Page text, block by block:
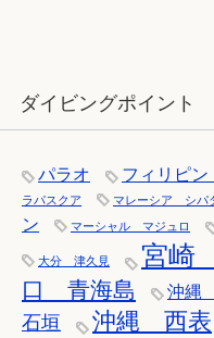
ダイビングポイント
パラオ フィリピ
ラパスクア
マレーシア シパ
ン
マーシャル マジュロ
大分 津久見 宮崎
口 青海島
沖縄
石垣
沖縄 西表